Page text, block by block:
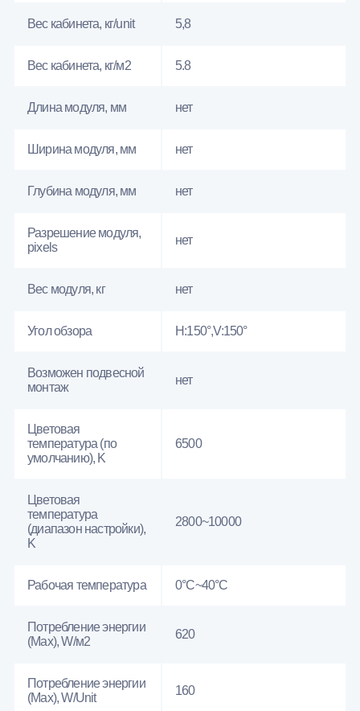
Вес кабинета, кг/unit 5,8
Вес кабинета, кг/м2 5.8
Длина модуля, мм нет
Ширина модуля, мм нет
Глубина модуля, мм нет
Разрешение модуля,
pixels
нет
Вес модуля, кг нет
Угол обзора H:150°,V:150°
Возможен подвесной
монтаж
нет
Цветовая
температура (по
умолчанию), K
6500
Цветовая
температура
(диапазон настройки),
K
2800~10000
Рабочая температура 0°C~40°C
Потребление энергии
(Max), W/м2
620
Потребление энергии
(Max), W/Unit
160